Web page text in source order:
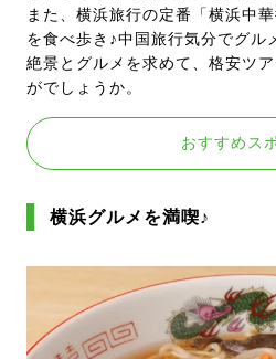
また、横浜旅行の定番「横浜中
を食べ歩き♪中国旅行気分でグル
絶景とグルメを求めて、格安ツ
がでしょうか。
おすすめス
横浜グルメを満喫♪